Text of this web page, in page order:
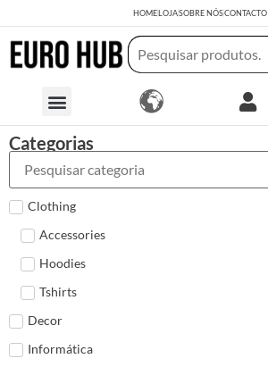
HOMELOJASOBRE NÓSCONTACTO
Categorias
Clothing
Accessories
Hoodies
Tshirts
Decor
Informática